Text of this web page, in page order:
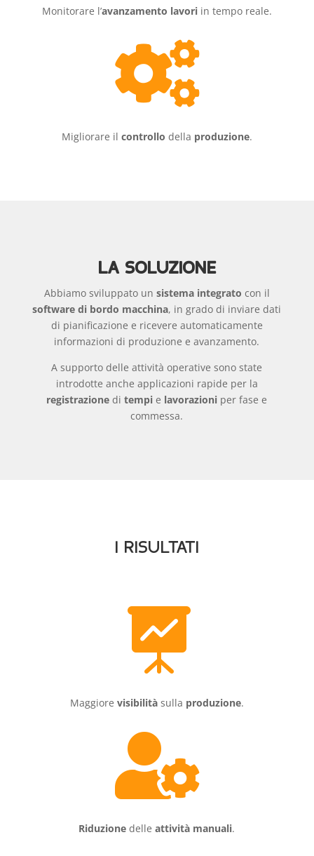
Monitorare l’avanzamento lavoriin tempo reale.

Migliorare il controllo della produzione.
LA SOLUZIONE
Abbiamo sviluppato un sistema integrato con il
software di bordo macchina, in grado di inviare dati
di pianificazione e ricevere automaticamente
informazioni di produzione e avanzamento.
A supporto delle attività operative sono state
introdotte anche applicazioni rapide per la
registrazione ditempi e lavorazioni per fase e
commessa.
I RISULTATI

Maggiore visibilitàsulla produzione.

Riduzione delleattività manuali.